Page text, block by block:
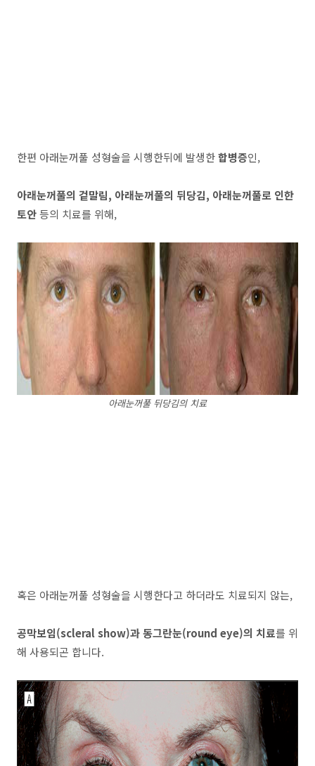
한편 아래눈꺼풀 성형술을 시행한뒤에 발생한합병증인,
아래눈꺼풀의 겉말림, 아래눈꺼풀의 뒤당김, 아래눈꺼풀로 인한
토안등의 치료를 위해,
아래눈꺼풀 뒤당김의 치료
혹은 아래눈꺼풀 성형술을 시행한다고 하더라도 치료되지 않는,
공막보임(scleral show)과 동그란눈(round eye)의 치료를 위
해 사용되곤 합니다.